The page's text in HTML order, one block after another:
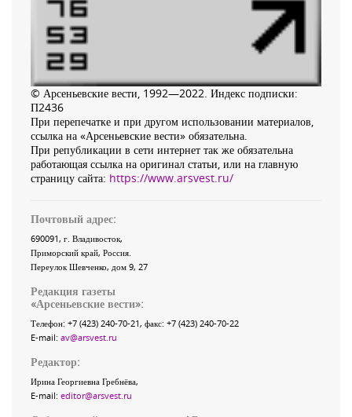
© Арсеньевские вести, 1992—2022. Индекс подписки:
П2436
При перепечатке и при другом использовании материалов,
ссылка на «Арсеньевские вести» обязательна.
При републикации в сети интернет так же обязательна
работающая ссылка на оригинал статьи, или на главную
страницу сайта: https://www.arsvest.ru/
Почтовый адрес:
690091, г. Владивосток,
Приморский край, Россия
Переулок Шевченко, дом 9, 27
Редакция газеты
«Арсеньевские вести»:
Телефон: +7 (423) 240-70-21, факс: +7 (423) 240-70-22
E-mail: av@arsvest.ru
Редактор:
Ирина Георгиевна Гребнёва,
E-mail: editor@arsvest.ru